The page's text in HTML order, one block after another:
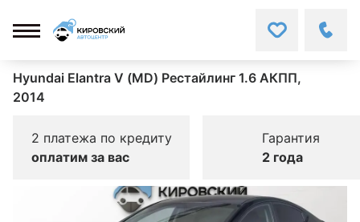
Hyundai Elantra V (MD) Рестайлинг 1.6 АКПП,
2014
2 платежа по кредиту
оплатим за вас
Гарантия
2 года